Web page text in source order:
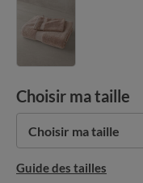
Choisir ma taille
Choisir ma taille
Guide des tailles